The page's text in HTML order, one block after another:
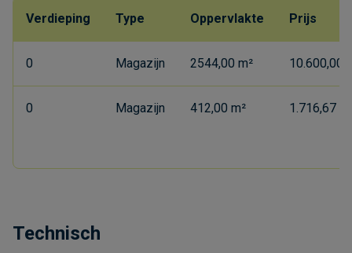
Verdieping Type Oppervlakte Prijs
0 Magazijn 2544,00 m² 10.600,00
0 Magazijn 412,00 m² 1.716,67
Technisch